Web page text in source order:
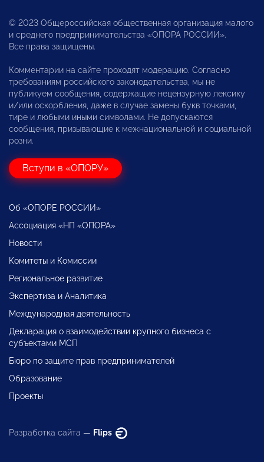
© 2023 Общероссийская общественная организация малого
и среднего предпринимательства «ОПОРА РОССИИ».
Все права защищены.
Комментарии на сайте проходят модерацию. Согласно
требованиям российского законодательства, мы не
публикуем сообщения, содержащие нецензурную лексику
и/или оскорбления, даже в случае замены букв точками,
тире и любыми иными символами. Не допускаются
сообщения, призывающие к межнациональной и социальной
розни.
Вступи в «ОПОРУ»
Об «ОПОРЕ РОССИИ»
Ассоциация «НП «ОПОРА»
Новости
Комитеты и Комиссии
Региональное развитие
Экспертиза и Аналитика
Международная деятельность
Декларация о взаимодействии крупного бизнеса с
субъектами МСП
Бюро по защите прав предпринимателей
Образование
Проекты
Разработка сайта — Flips